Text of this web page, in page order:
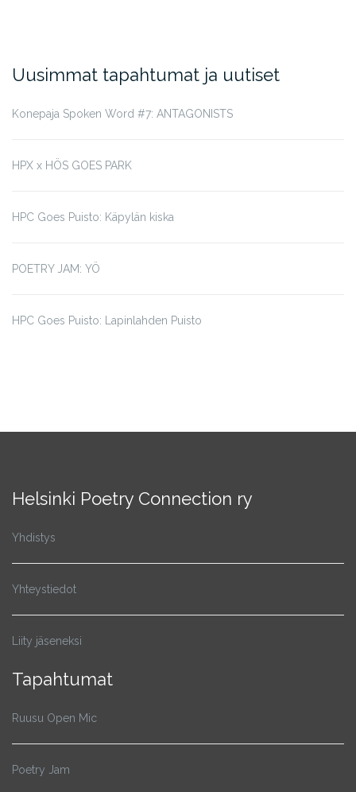
Uusimmat tapahtumat ja uutiset
Konepaja Spoken Word #7: ANTAGONISTS
HPX x HÖS GOES PARK
HPC Goes Puisto: Käpylän kiska
POETRY JAM: YÖ
HPC Goes Puisto: Lapinlahden Puisto
Helsinki Poetry Connection ry
Yhdistys
Yhteystiedot
Liity jäseneksi
Tapahtumat
Ruusu Open Mic
Poetry Jam